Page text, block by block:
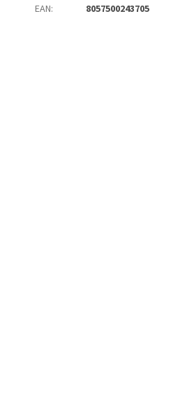
EAN: 8057500243705